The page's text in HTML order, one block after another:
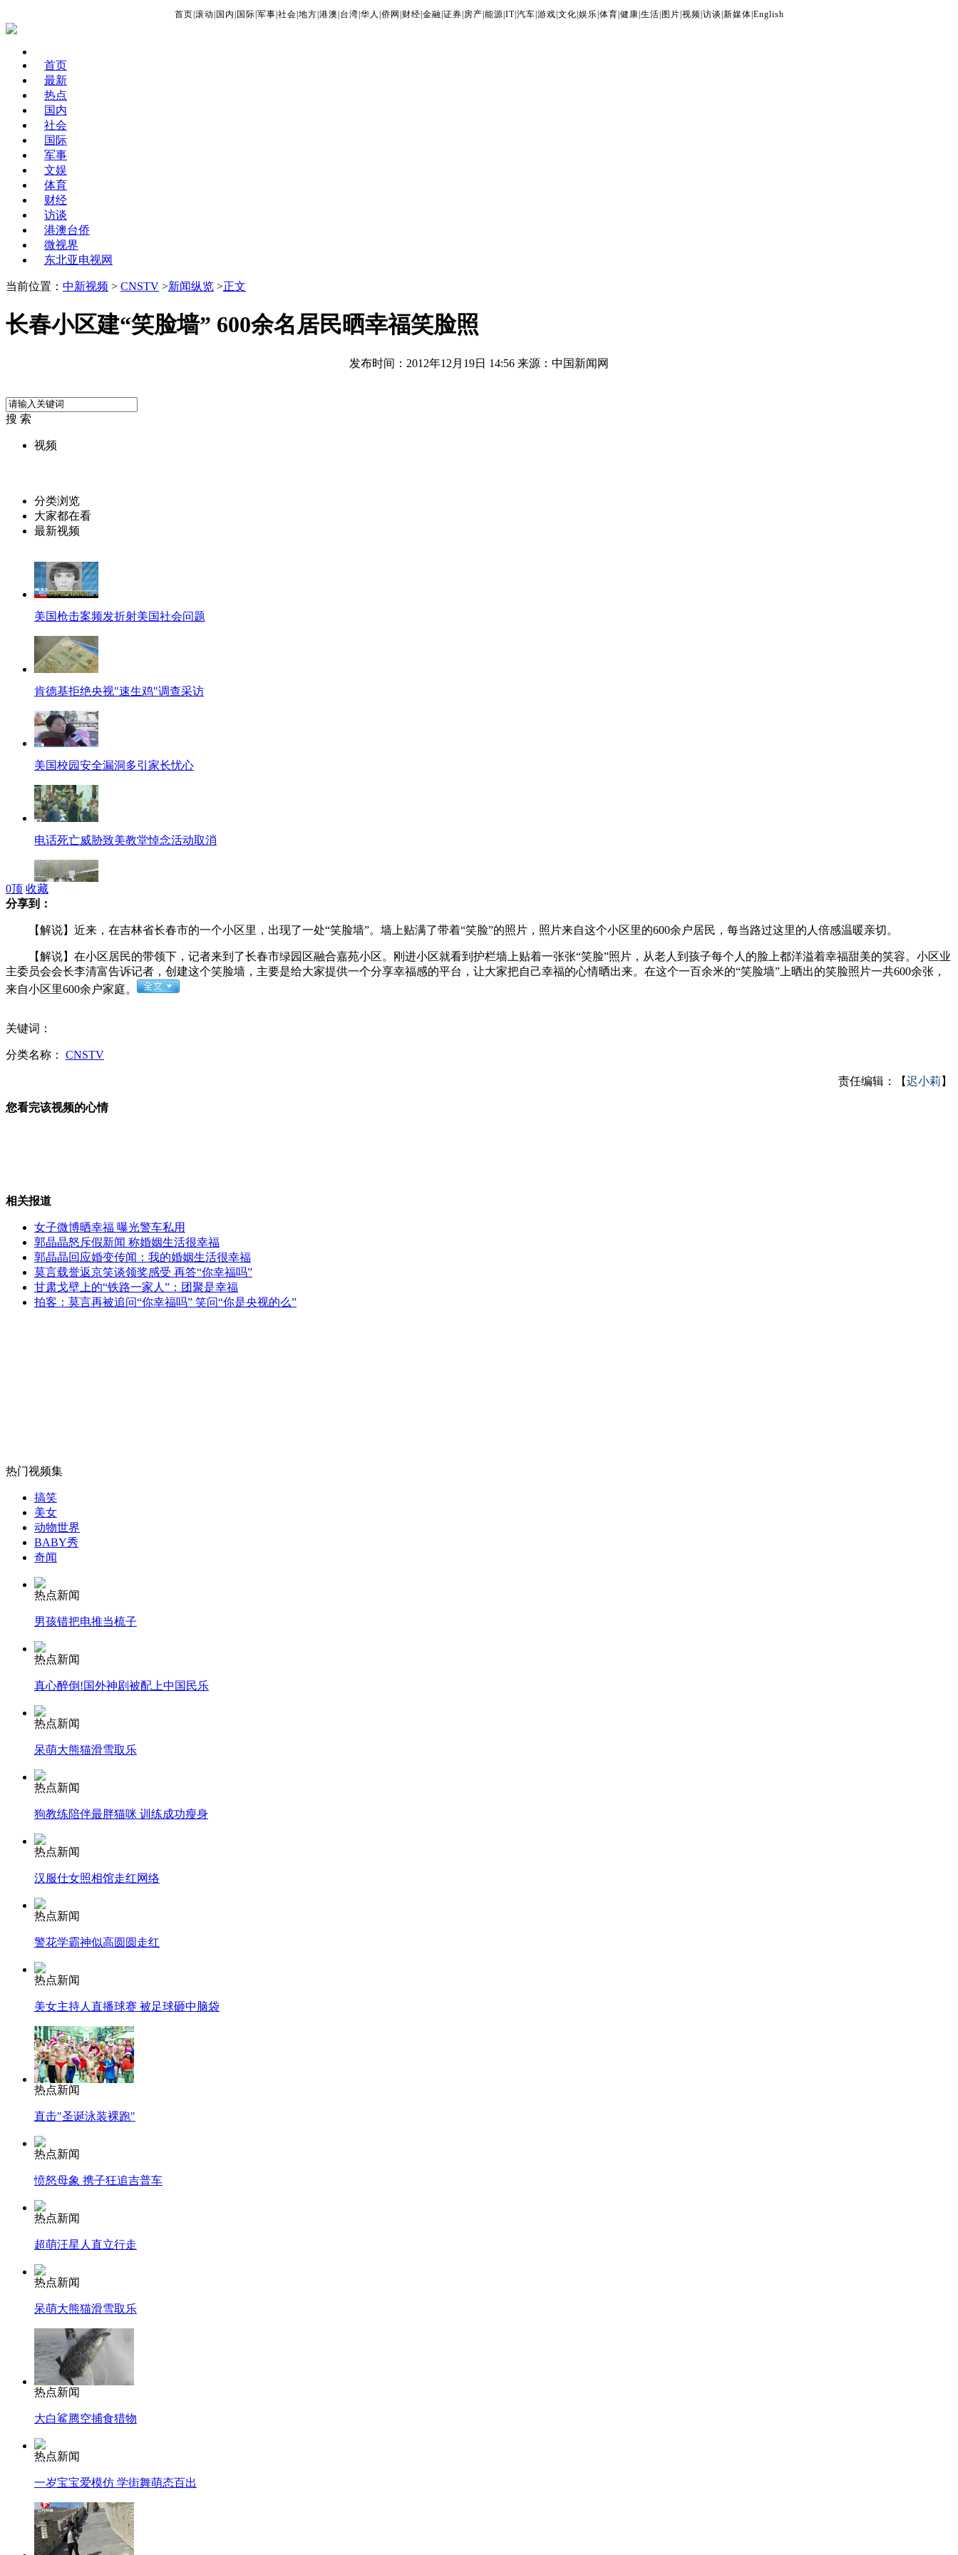
首页 滚动 国内 国际 军事 社会 地方 港澳 台湾 华人 侨网 财经 金融 证券 房产 能源 IT| 汽车 游戏 文化 娱乐 体育 健康 生活 图片 视频 访谈 新媒体 English
首页
最新
热点
国内
社会
国际
军事
文娱
体育
财经
访谈
港澳台侨
微视界
东北亚电视网
当前位置： 中新视频 > CNSTV >新闻纵览 >正文
长春小区建“笑脸墙” 600余名居民晒幸福笑脸照
发布时间：2012年12月19日 14:56 来源：中国新闻网
搜 索
视频
分类浏览
大家都在看
最新视频
美国枪击案频发折射美国社会问题
肯德基拒绝央视"速生鸡"调查采访
美国校园安全漏洞多引家长忧心
电话死亡威胁致美教堂悼念活动取消
菲斥资18亿美元购军备 重心转南海
美批评以色列扩建犹太人定居点行为
日拟研发新型无人机 可连续飞3天
外交部：反对强权政治霸凌主义
外交部：有关国家言论片面不公正
安徽一实载49人客车翻车
走！跟着总书记去植树
纽约上演“枕头大战”
0顶 收藏
分享到：
【解说】近来，在吉林省长春市的一个小区里，出现了一处“笑脸墙”。墙上贴满了带着“笑脸”的照片，照片来自这个小区里的600余户居民，每当路过这里的人倍感温暖亲切。
【解说】在小区居民的带领下，记者来到了长春市绿园区融合嘉苑小区。刚进小区就看到护栏墙上贴着一张张“笑脸”照片，从老人到孩子每个人的脸上都洋溢着幸福甜美的笑容。小区业
主委员会会长李清富告诉记者，创建这个笑脸墙，主要是给大家提供一个分享幸福感的平台，让大家把自己幸福的心情晒出来。在这个一百余米的“笑脸墙”上晒出的笑脸照片一共600余张，
来自小区里600余户家庭。
关键词：
分类名称： CNSTV
责任编辑：【迟小莉 】
您看完该视频的心情
相关报道
女子微博晒幸福 曝光警车私用
郭晶晶怒斥假新闻 称婚姻生活很幸福
郭晶晶回应婚变传闻：我的婚姻生活很幸福
莫言载誉返京笑谈领奖感受 再答“你幸福吗”
甘肃戈壁上的“铁路一家人”：团聚是幸福
拍客：莫言再被追问“你幸福吗” 笑问“你是央视的么”
热门视频集
搞笑
美女
动物世界
BABY秀
奇闻
热点新闻
男孩错把电推当梳子
热点新闻
真心醉倒!国外神剧被配上中国民乐
热点新闻
呆萌大熊猫滑雪取乐
热点新闻
狗教练陪伴最胖猫咪 训练成功瘦身
热点新闻
汉服仕女照相馆走红网络
热点新闻
警花学霸神似高圆圆走红
热点新闻
美女主持人直播球赛 被足球砸中脑袋
热点新闻
直击"圣诞泳装裸跑"
热点新闻
愤怒母象 携子狂追吉普车
热点新闻
超萌汪星人直立行走
热点新闻
呆萌大熊猫滑雪取乐
热点新闻
大白鲨腾空捕食猎物
热点新闻
一岁宝宝爱模仿 学街舞萌态百出